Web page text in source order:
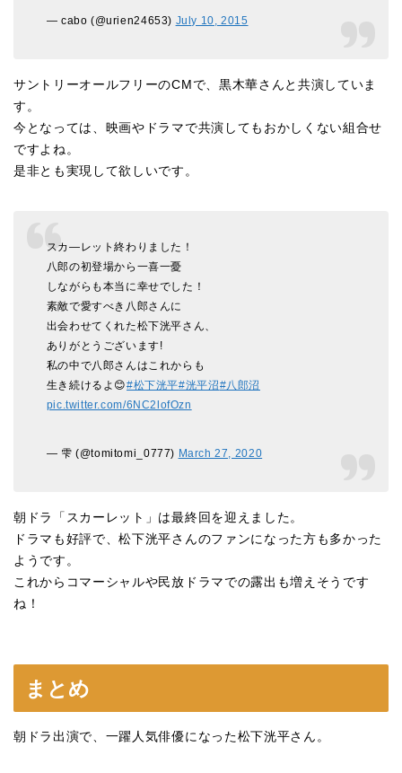
— cabo (@urien24653) July 10, 2015
サントリーオールフリーのCMで、黒木華さんと共演していま
す。
今となっては、映画やドラマで共演してもおかしくない組合せ
ですよね。
是非とも実現して欲しいです。
スカ—レット終わりました！
八郎の初登場から一喜一憂
しながらも本当に幸せでした！
素敵で愛すべき八郎さんに
出会わせてくれた松下洸平さん、
ありがとうございます!
私の中で八郎さんはこれからも
生き続けるよ😊#松下洸平#洸平沼#八郎沼
pic.twitter.com/6NC2lofOzn
— 雫 (@tomitomi_0777) March 27, 2020
朝ドラ「スカーレット」は最終回を迎えました。
ドラマも好評で、松下洸平さんのファンになった方も多かった
ようです。
これからコマーシャルや民放ドラマでの露出も増えそうです
ね！
まとめ
朝ドラ出演で、一躍人気俳優になった松下洸平さん。